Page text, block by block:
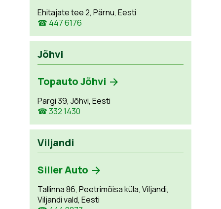
Ehitajate tee 2, Pärnu, Eesti
☎ 447 6176
Jõhvi
Topauto Jõhvi
Pargi 39, Jõhvi, Eesti
☎ 332 1430
Viljandi
Siller Auto
Tallinna 86, Peetrimõisa küla, Viljandi,
Viljandi vald, Eesti